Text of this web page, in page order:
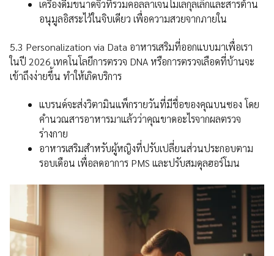
เครื่องดื่มขนาดจิ๋วที่รวมคอลลาเจนโมเลกุลเล็กและสารต้าน
อนุมูลอิสระไว้ในจิบเดียว เพื่อความสวยจากภายใน
5.3 Personalization via Data อาหารเสริมที่ออกแบบมาเพื่อเรา
ในปี 2026 เทคโนโลยีการตรวจ DNA หรือการตรวจเลือดที่บ้านจะ
เข้าถึงง่ายขึ้น ทำให้เกิดบริการ
แบรนด์จะส่งวิตามินแพ็กรายวันที่มีชื่อของคุณบนซอง โดย
คำนวณสารอาหารมาแล้วว่าคุณขาดอะไรจากผลตรวจ
ร่างกาย
อาหารเสริมสำหรับผู้หญิงที่ปรับเปลี่ยนส่วนประกอบตาม
รอบเดือน เพื่อลดอาการ PMS และปรับสมดุลฮอร์โมน